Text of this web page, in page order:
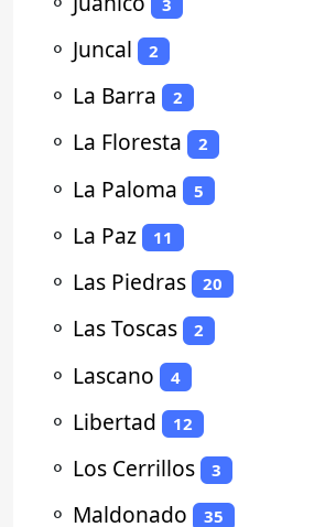
⚬ Juncal 2
⚬ La Barra 2
⚬ La Floresta 2
⚬ La Paloma 5
⚬ La Paz 11
⚬ Las Piedras 20
⚬ Las Toscas 2
⚬ Lascano 4
⚬ Libertad 12
⚬ Los Cerrillos 3
⚬ Maldonado 35